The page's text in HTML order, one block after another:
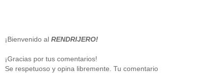
¡Bienvenido al RENDRIJERO!
¡Gracias por tus comentarios!
Se respetuoso y opina libremente. Tu comentario